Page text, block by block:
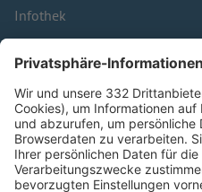
Infothek
Kontakt
HÄUFIG BESUCHTE
Pässe und Vereinswechsel
Trainerausbildung
Schulungsangebot